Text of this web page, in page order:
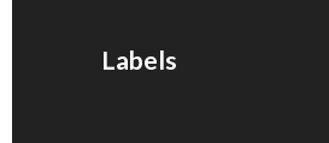
Labels